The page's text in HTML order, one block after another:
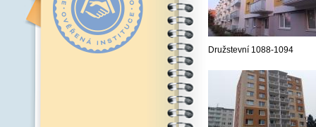
Družstevní 1088-1094